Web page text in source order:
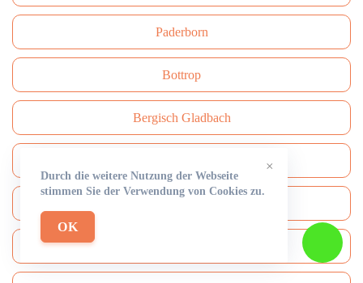
Paderborn
Bottrop
Bergisch Gladbach
×
Durch die weitere Nutzung der Webseite
stimmen Sie der Verwendung von Cookies zu.
OK